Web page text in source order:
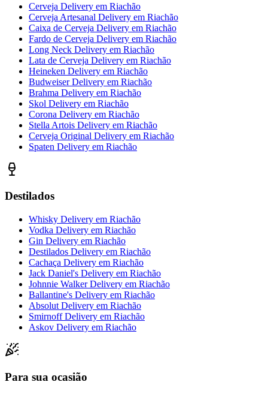
Cerveja Delivery em Riachão
Cerveja Artesanal Delivery em Riachão
Caixa de Cerveja Delivery em Riachão
Fardo de Cerveja Delivery em Riachão
Long Neck Delivery em Riachão
Lata de Cerveja Delivery em Riachão
Heineken Delivery em Riachão
Budweiser Delivery em Riachão
Brahma Delivery em Riachão
Skol Delivery em Riachão
Corona Delivery em Riachão
Stella Artois Delivery em Riachão
Cerveja Original Delivery em Riachão
Spaten Delivery em Riachão
Destilados
Whisky Delivery em Riachão
Vodka Delivery em Riachão
Gin Delivery em Riachão
Destilados Delivery em Riachão
Cachaça Delivery em Riachão
Jack Daniel's Delivery em Riachão
Johnnie Walker Delivery em Riachão
Ballantine's Delivery em Riachão
Absolut Delivery em Riachão
Smirnoff Delivery em Riachão
Askov Delivery em Riachão
Para sua ocasião